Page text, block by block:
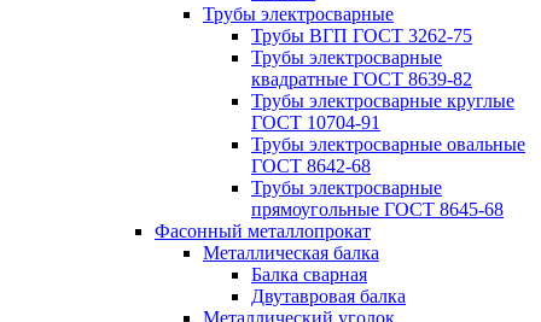
Трубы электросварные
Трубы ВГП ГОСТ 3262-75
Трубы электросварные
квадратные ГОСТ 8639-82
Трубы электросварные круглые
ГОСТ 10704-91
Трубы электросварные овальные
ГОСТ 8642-68
Трубы электросварные
прямоугольные ГОСТ 8645-68
Фасонный металлопрокат
Металлическая балка
Балка сварная
Двутавровая балка
Металлический уголок